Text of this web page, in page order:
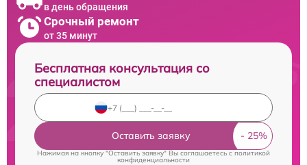
в день обращения
Срочный ремонт
от 35 минут
Бесплатная консультация со
специалистом
Оставить заявку
Нажимая на кнопку "Оставить заявку" Вы соглашаетесь cполитикой
конфиденциальности